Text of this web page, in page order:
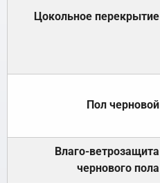
Цокольное перекрытие
Пол черновой
Влаго-ветрозащита
чернового пола